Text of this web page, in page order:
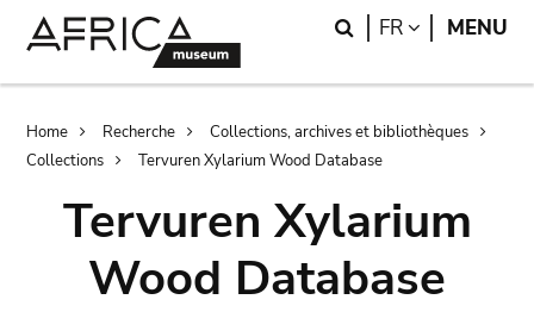
Search
FR LANGUAGE
MENU
Breadcrumb
Home Recherche
Collections, archives et bibliothèques
Collections
Tervuren Xylarium Wood Database
Tervuren Xylarium
Wood Database